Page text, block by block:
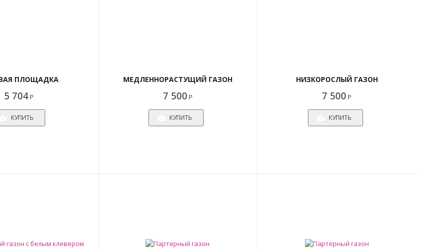
ПЛОЩАДКА
5 704Р
КУПИТЬ
МЕДЛЕННОРАСТУЩИЙ ГАЗОН
7 500Р
КУПИТЬ
НИЗКОРОСЛЫЙ ГАЗОН
7 500Р
КУПИТЬ